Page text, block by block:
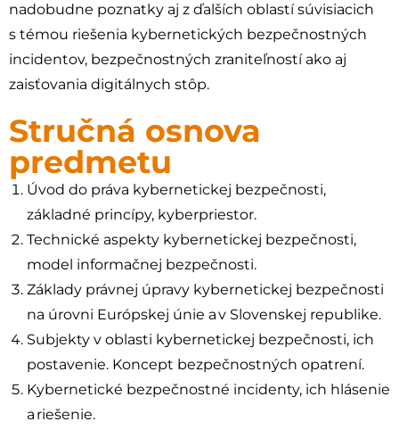
nadobudne poznatky aj z ďalších oblastí súvisiacich
s témou riešenia kybernetických bezpečnostných
incidentov, bezpečnostných zraniteľností ako aj
zaisťovania digitálnych stôp.
Stručná osnova
predmetu
Úvod do práva kybernetickej bezpečnosti,
základné princípy, kyberpriestor.
Technické aspekty kybernetickej bezpečnosti,
model informačnej bezpečnosti.
Základy právnej úpravy kybernetickej bezpečnosti
na úrovni Európskej únie a v Slovenskej republike.
Subjekty v oblasti kybernetickej bezpečnosti, ich
postavenie. Koncept bezpečnostných opatrení.
Kybernetické bezpečnostné incidenty, ich hlásenie
a riešenie.